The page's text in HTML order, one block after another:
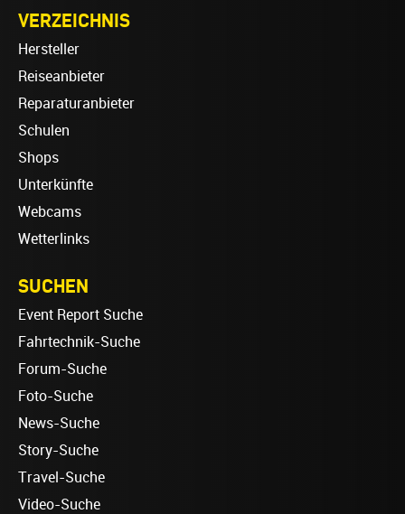
VERZEICHNIS
Hersteller
Reiseanbieter
Reparaturanbieter
Schulen
Shops
Unterkünfte
Webcams
Wetterlinks
SUCHEN
Event Report Suche
Fahrtechnik-Suche
Forum-Suche
Foto-Suche
News-Suche
Story-Suche
Travel-Suche
Video-Suche